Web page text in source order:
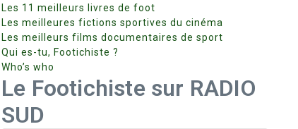
Les 11 meilleurs livres de foot
Les meilleures fictions sportives du cinéma
Les meilleurs films documentaires de sport
Qui es-tu, Footichiste ?
Who’s who
Le Footichiste sur RADIO
SUD